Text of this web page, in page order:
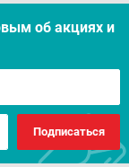
об акцияx и
Подписаться